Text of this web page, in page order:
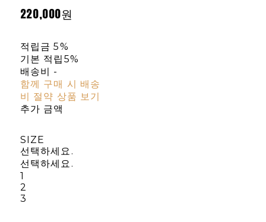
220,000원
적립금 5%
기본 적립 5%
배송비 -
함께 구매 시 배송
비 절약 상품 보기
추가 금액
SIZE
선택하세요.
선택하세요.
1
2
3